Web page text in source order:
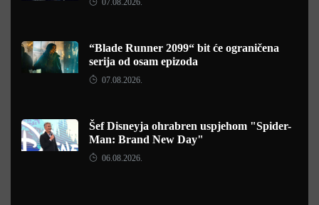
07.08.2026.
“Blade Runner 2099“ bit će ograničena
serija od osam epizoda
07.08.2026.
Šef Disneyja ohrabren uspjehom "Spider-
Man: Brand New Day"
06.08.2026.